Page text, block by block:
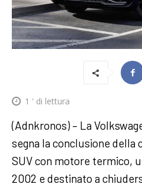
1 ' di lettura
(Adnkronos) – La
segna la conclusione della
SUV con motore termico,
2002 e destinato a